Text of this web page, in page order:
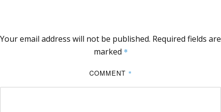
Your email address will not be published. Required fields are
marked *
COMMENT *